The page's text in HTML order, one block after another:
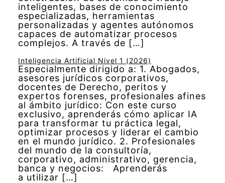
inteligentes, bases de conocimiento
especializadas, herramientas
personalizadas y agentes autónomos
capaces de automatizar procesos
complejos. A través de […]
Inteligencia Artificial Nivel 1 (2026)
Especialmente dirigido a: 1. Abogados,
asesores jurídicos corporativos,
docentes de Derecho, peritos y
expertos forenses, profesionales afines
al ámbito jurídico: Con este curso
exclusivo, aprenderás cómo aplicar IA
para transformar tu práctica legal,
optimizar procesos y liderar el cambio
en el mundo jurídico. 2. Profesionales
del mundo de la consultoría,
corporativo, administrativo, gerencia,
banca y negocios: Aprenderás
a utilizar […]